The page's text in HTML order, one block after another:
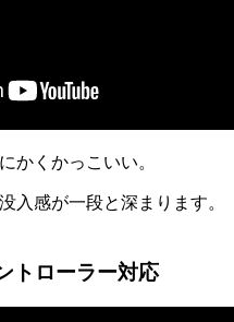
かくかっこいい。
入感が一段と深まります。
トローラー対応